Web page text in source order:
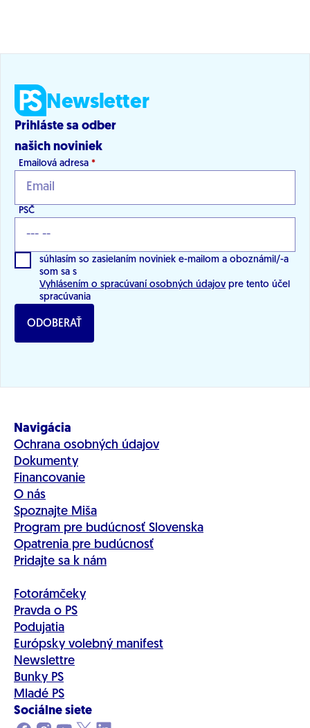
Newsletter
Prihláste sa odber
našich noviniek
Emailová adresa *
PSČ
súhlasím so zasielaním noviniek e-mailom a oboznámil/-a
som sa s
Vyhlásením o spracúvaní osobných údajov pre tento účel
spracúvania
ODOBERAŤ
Navigácia
Ochrana osobných údajov
Dokumenty
Financovanie
O nás
Spoznajte Miša
Program pre budúcnosť Slovenska
Opatrenia pre budúcnosť
Pridajte sa k nám
Fotorámčeky
Pravda o PS
Podujatia
Európsky volebný manifest
Newslettre
Bunky PS
Mladé PS
Sociálne siete